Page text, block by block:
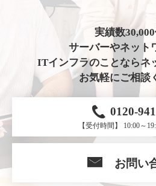
実績数30,000
サーバーやネット
ITインフラのことならネ
お気軽にご相談
0120-
【受付時間】 10:00～
お問い